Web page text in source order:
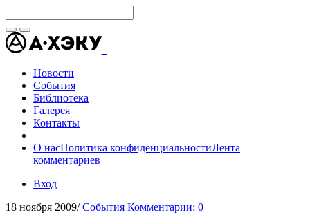
Новости
События
Библиотека
Галерея
Контакты
О насПолитика конфиденциальностиЛента
комментариев
Вход
18 ноября 2009/ События Комментарии: 0